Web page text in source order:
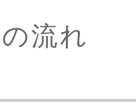
流れ